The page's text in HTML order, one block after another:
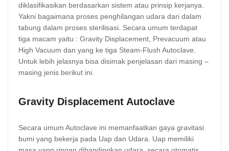
diklasifikasikan berdasarkan sistem atau prinsip kerjanya.
Yakni bagaimana proses penghilangan udara dari dalam
tabung dalam proses sterilisasi. Secara umum terdapat
tiga macam yaitu : Gravity Displacement, Prevacuum atau
High Vacuum dan yang ke tiga Steam-Flush Autoclave.
Untuk lebih jelasnya bisa disimak penjelasan dari masing –
masing jenis berikut ini.
Gravity Displacement Autoclave
Secara umum Autoclave ini memanfaatkan gaya gravitasi
bumi yang bekerja pada Uap dan Udara. Uap memiliki